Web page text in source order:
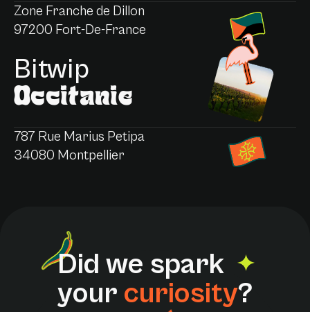
Zone Franche de Dillon
97200 Fort-De-France
Bitwip
Occitanie
787 Rue Marius Petipa
34080 Montpellier
Did we spark
your curiosity?